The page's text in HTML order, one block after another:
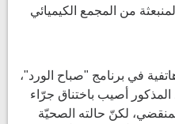
من المجمع الكيميائي
في برنامج "صباح الورد"،
أصيب باختناق جرّاء
يوم 14 أكتوبر المنقضي، لكنّ حالته الصحيّة